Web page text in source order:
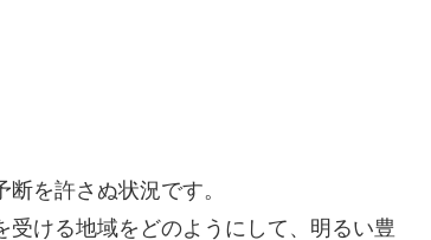
を許さぬ状況です。
ける地域をどのようにして、明るい豊